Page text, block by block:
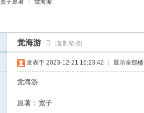
宽子原著 › 觉海游
觉海游 [复制链接]
发表于 2023-12-21 16:23:42 显示全部
觉海游
原著：宽子